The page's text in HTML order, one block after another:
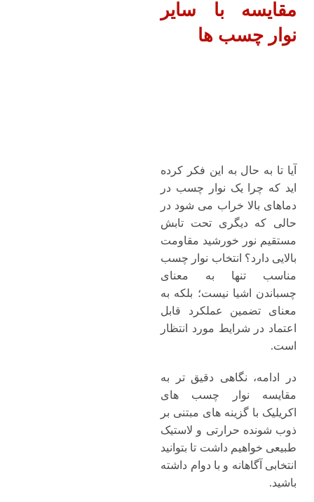
مقایسه با سایر
نوار چسب ‌ها
آیا تا به حال به این فکر کرده‌
اید که چرا یک نوار چسب در
دماهای بالا خراب می شود در
حالی که دیگری تحت تابش
مستقیم نور خورشید مقاومت
بالایی دارد؟ انتخاب نوار چسب
مناسب تنها به معنای
چسباندن اشیا نیست؛ بلکه به
معنای تضمین عملکرد قابل
اعتماد در شرایط مورد انتظار
است.
در ادامه، نگاهی دقیق‌ تر به
مقایسه نوار چسب ‌های
اکریلیک با گزینه ‌های مبتنی بر
ذوب‌ شونده حرارتی و لاستیک
طبیعی خواهیم داشت تا بتوانید
انتخابی آگاهانه و با دوام داشته
باشید.